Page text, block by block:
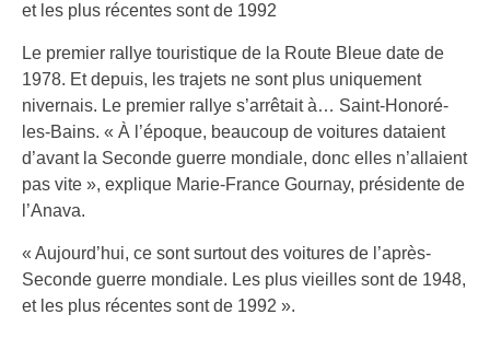
et les plus récentes sont de 1992
Le premier rallye touristique de la Route Bleue date de
1978. Et depuis, les trajets ne sont plus uniquement
nivernais. Le premier rallye s’arrêtait à… Saint-Honoré-
les-Bains. « À l’époque, beaucoup de voitures dataient
d’avant la Seconde guerre mondiale, donc elles n’allaient
pas vite », explique Marie-France Gournay, présidente de
l’Anava.
« Aujourd’hui, ce sont surtout des voitures de l’après-
Seconde guerre mondiale. Les plus vieilles sont de 1948,
et les plus récentes sont de 1992 ».